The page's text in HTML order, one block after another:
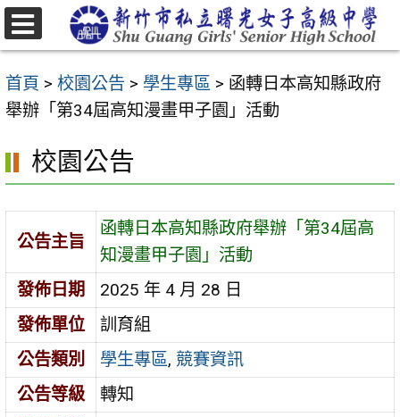
跳
至
要
內
區
首頁 > 校園公告 > 學生專區 > 函轉日本高知縣政府
舉辦「第34屆高知漫畫甲子園」活動
校園公告
公告主旨
函轉日本高知縣政府舉辦「第34屆高
知漫畫甲子園」活動
發佈日期
2025 年 4 月 28 日
發佈單位
訓育組
公告類別
學生專區, 競賽資訊
公告等級
轉知
選
單